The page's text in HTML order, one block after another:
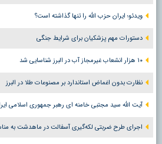
ویدئو؛ ایران حزب الله را تنها گذاشته است؟
دستورات مهم پزشکیان برای شرایط جنگی
۱۰ هزار انشعاب غیرمجاز آب در البرز شناسایی شد
نظارت بدون اغماض استاندارد بر مصنوعات طلا در البرز
آیت الله سید مجتبی خامنه ای رهبر جمهوری اسلامی
اجرای طرح ضربتی لکه‌گیری آسفالت در ماهدشت به